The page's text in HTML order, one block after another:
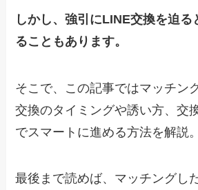
しかし、強引にLINE交換を迫る
ることもあります。
そこで、この記事ではマッチン
交換のタイミングや誘い方、交
でスマートに進める方法を解説。
最後まで読めば、マッチングし